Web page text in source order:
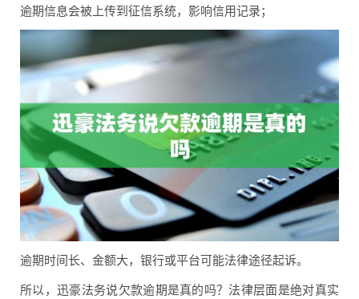
逾期信息会被上传到征信系统，影响信用记录；
逾期时间长、金额大，银行或平台可能法律途径起诉。
所以，迅豪法务说欠款逾期是真的吗？法律层面是绝对真实